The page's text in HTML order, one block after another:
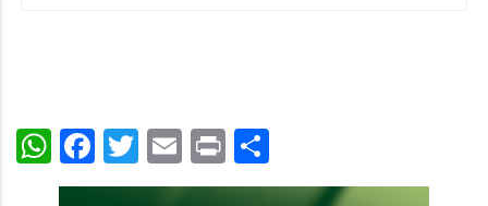
WhatsApp
Facebook
Twitter
Email
PrintShare